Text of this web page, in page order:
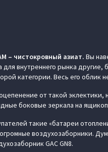
– чистокровный азиат. Вы
внутреннего рынка
категории. Весь его облик
от такой эклектики,
боковые зеркала на
такие «батареи
воздухозаборники.
GAC GN8.